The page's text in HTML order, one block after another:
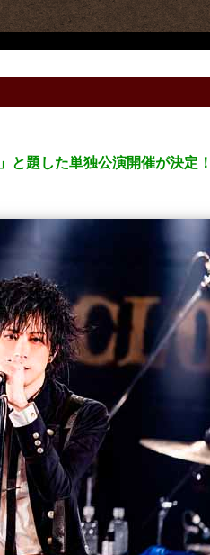
と題した単独公演開催が決定